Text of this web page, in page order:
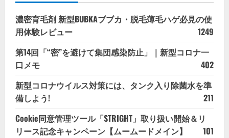
濃密育毛剤 新型BUBKAブブカ・脱毛薄毛ハゲ必見の使
用体験レビュー
1249
第14回「“密”を避けて集団感染防止」｜新型コロナ一
口メモ
402
新型コロナウイルス対策には、タンク入り除菌水を準
備しよう!
211
Cookie同意管理ツール「STRIGHT」取り扱い開始＆リ
リース記念キャンペーン【ムームードメイン】
101